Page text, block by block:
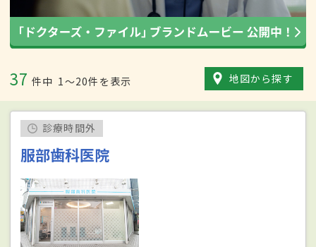
37 件中 1〜20件を表示 地図から探す
診療時間外
服部歯科医院